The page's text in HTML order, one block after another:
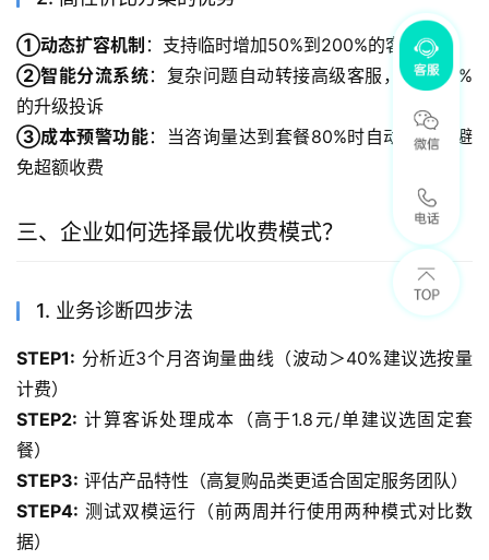
①动态扩容机制 ：支持临时增加50%到200%的客服席位
②智能分流系统：复杂问题自动转接高级客服，降低20%
的升级投诉
③成本预警功能：当咨询量达到套餐80%时自动提醒，避
免超额收费
三、企业如何选择最优收费模式？
1. 业务诊断四步法
STEP1: 分析近3个月咨询量曲线（波动＞40%建议选按量
计费）
STEP2: 计算客诉处理成本（高于1.8元/单建议选固定套
餐）
STEP3: 评估产品特性（高复购品类更适合固定服务团队）
STEP4: 测试双模运行（前两周并行使用两种模式对比数
据）